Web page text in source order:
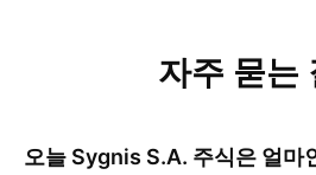
자주 묻는
오늘 Sygnis S.A. 주식은 얼마